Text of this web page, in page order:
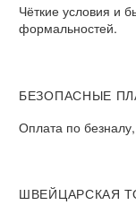
Чёткие условия и
формальностей.​
БЕЗОПАСНЫЕ
Оплата по
ШВЕЙЦАРСКАЯ